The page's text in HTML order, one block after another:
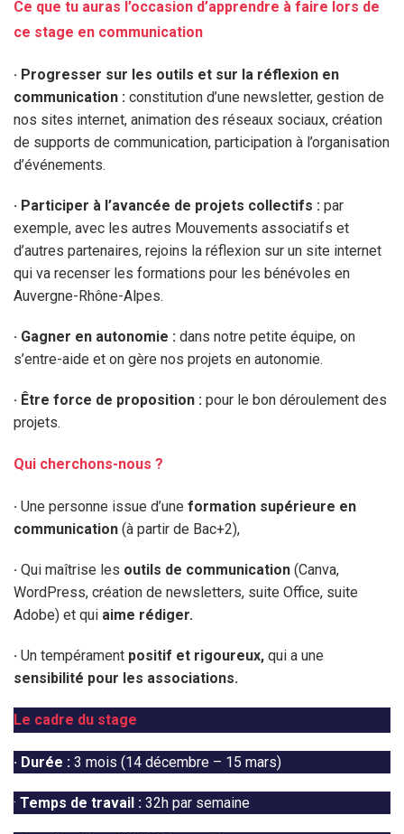
Ce que tu auras l’occasion d’apprendre à faire lors de
ce stage en communication
· Progresser sur les outils et sur la réflexion en
communication : constitution d’une newsletter, gestion de
nos sites internet, animation des réseaux sociaux, création
de supports de communication, participation à l’organisation
d’événements.
· Participer à l’avancée de projets collectifs : par
exemple, avec les autres Mouvements associatifs et
d’autres partenaires, rejoins la réflexion sur un site internet
qui va recenser les formations pour les bénévoles en
Auvergne-Rhône-Alpes.
· Gagner en autonomie : dans notre petite équipe, on
s’entre-aide et on gère nos projets en autonomie.
· Être force de proposition : pour le bon déroulement des
projets.
Qui cherchons-nous ?
· Une personne issue d’une formation supérieure en
communication (à partir de Bac+2),
· Qui maîtrise les outils de communication (Canva,
WordPress, création de newsletters, suite Office, suite
Adobe) et qui aime rédiger.
· Un tempérament positif et rigoureux, qui a une
sensibilité pour les associations.
Le cadre du stage
· Durée : 3 mois (14 décembre – 15 mars)
· Temps de travail : 32h par semaine